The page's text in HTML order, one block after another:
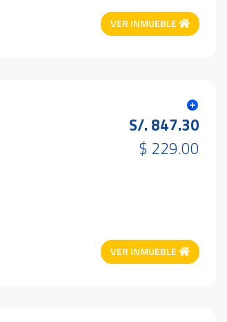
VER INMUEBLE
S/. 847.30
$ 229.00
VER INMUEBLE